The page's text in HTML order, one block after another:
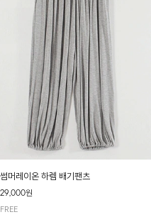
썸머레이온 하렘 배기팬츠
29,000원
FREE